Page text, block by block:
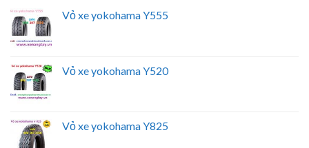
Vỏ xe yokohama Y555
Vỏ xe yokohama Y520
Vỏ xe yokohama Y825